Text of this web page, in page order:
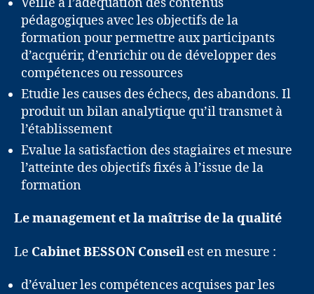
pédagogiques avec les objectifs de la
formation pour permettre aux participants
d’acquérir, d’enrichir ou de développer des
compétences ou ressources
Etudie les causes des échecs, des abandons. Il
produit un bilan analytique qu’il transmet à
l’établissement
Evalue la satisfaction des stagiaires et mesure
l’atteinte des objectifs fixés à l’issue de la
formation
Le management et la maîtrise de la qualité
Le Cabinet BESSON Conseil est en mesure :
d’évaluer les compétences acquises par les